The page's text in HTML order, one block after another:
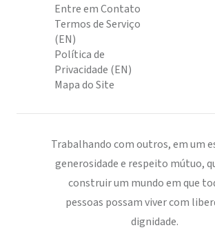
Entre em Contato
Termos de Serviço
(EN)
Política de
Privacidade (EN)
Mapa do Site
Trabalhando com outros, em um
generosidade e respeito mútuo,
construir um mundo em que
pessoas possam viver com
dignidade.